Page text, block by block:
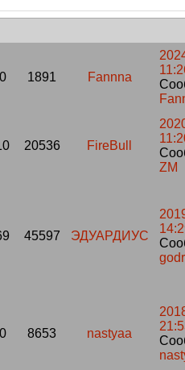
0 1891 Fannna
20536 FireBull
ZM
45597 ЭДУАРДИУС
0 8653 nastyaa